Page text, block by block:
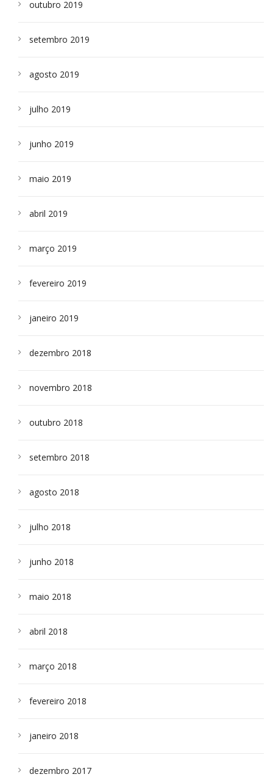
outubro 2019
setembro 2019
agosto 2019
julho 2019
junho 2019
maio 2019
abril 2019
março 2019
fevereiro 2019
janeiro 2019
dezembro 2018
novembro 2018
outubro 2018
setembro 2018
agosto 2018
julho 2018
junho 2018
maio 2018
abril 2018
março 2018
fevereiro 2018
janeiro 2018
dezembro 2017